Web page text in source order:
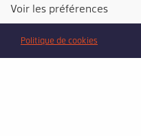
Voir les préférences
Politique de cookies